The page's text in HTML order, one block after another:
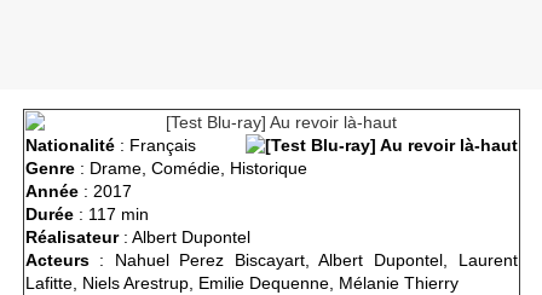
Nationalité: Français
Genre: Drame, Comédie, Historique
Année: 2017
Durée: 117 min
Réalisateur: Albert Dupontel
Acteurs: Nahuel Perez Biscayart, Albert Dupontel, Laurent
Lafitte, Niels Arestrup, Emilie Dequenne, Mélanie Thierry